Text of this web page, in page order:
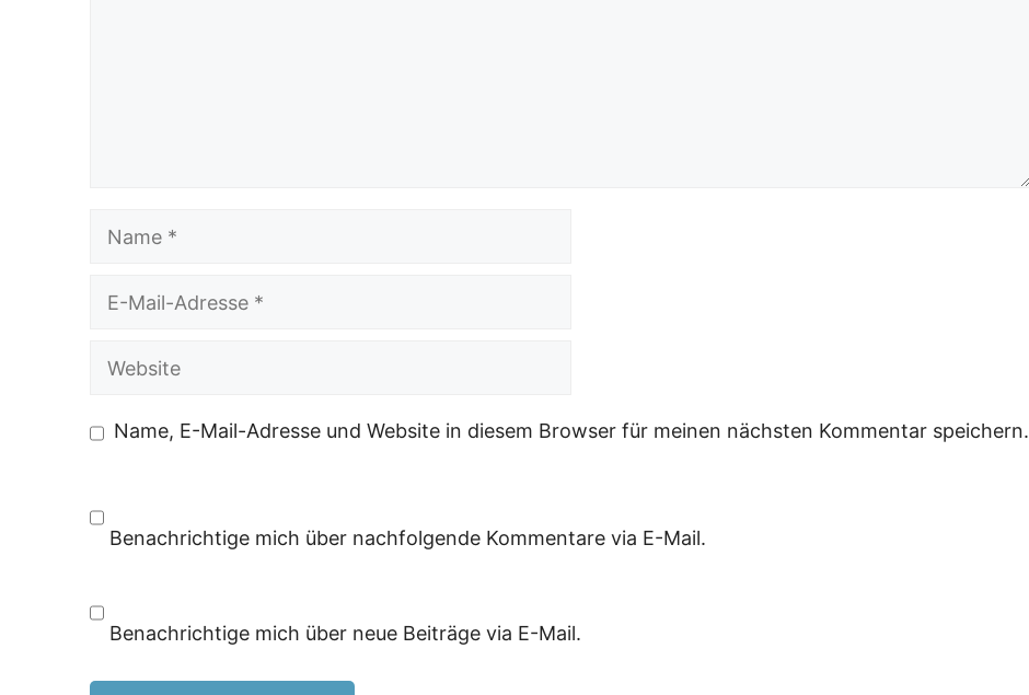
Name
E-
Adresse
Website
Name, E-Mail-Adresse und Website in diesem Browser für meinen nächsten Kommentar speichern.
Benachrichtige mich über nachfolgende Kommentare via E-Mail.
Benachrichtige mich über neue Beiträge via E-Mail.